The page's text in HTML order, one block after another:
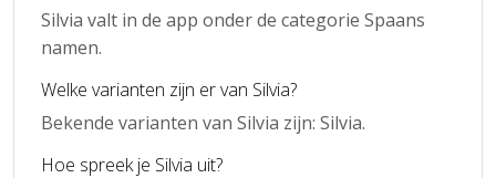
Silvia valt in de app onder de categorie Spaans
namen.
Welke varianten zijn er van Silvia?
Bekende varianten van Silvia zijn: Silvia.
Hoe spreek je Silvia uit?